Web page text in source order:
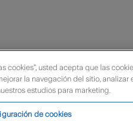
cookies”, usted acepta que las
la navegación del sitio, analizar
estudios para marketing.
de cookies